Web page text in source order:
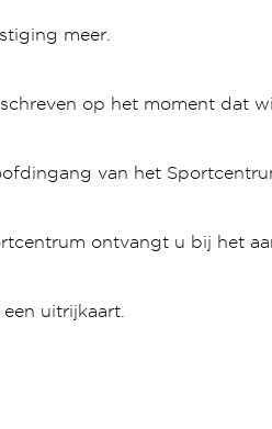
meer.
op het moment dat
van het
ontvangt u bij het
uitrijkaart.